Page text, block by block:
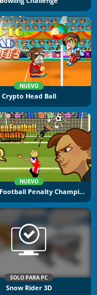
NUEVO
Crypto Head Ball
NUEVO
Women Football Penalty Champions
SOLO PARA PC
Snow Rider 3D